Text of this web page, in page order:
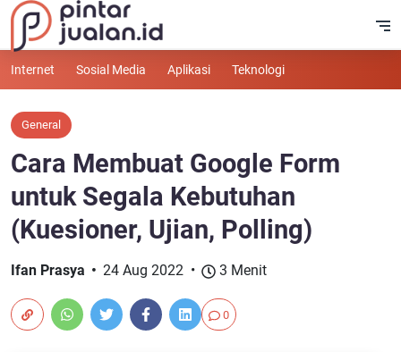
Internet Sosial Media Aplikasi Teknologi
General
Cara Membuat Google Form
untuk Segala Kebutuhan
(Kuesioner, Ujian, Polling)
Ifan Prasya 24 Aug 2022 3 Menit
0